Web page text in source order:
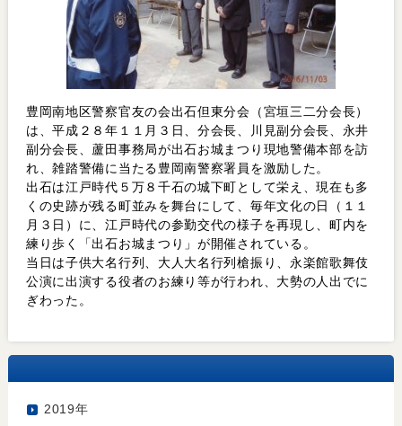
豊岡南地区警察官友の会出石但東分会（宮垣三二分会長）
は、平成２８年１１月３日、分会長、川見副分会長、永井
副分会長、蘆田事務局が出石お城まつり現地警備本部を訪
れ、雑踏警備に当たる豊岡南警察署員を激励した。
出石は江戸時代５万８千石の城下町として栄え、現在も多
くの史跡が残る町並みを舞台にして、毎年文化の日（１１
月３日）に、江戸時代の参勤交代の様子を再現し、町内を
練り歩く「出石お城まつり」が開催されている。
当日は子供大名行列、大人大名行列槍振り、永楽館歌舞伎
公演に出演する役者のお練り等が行われ、大勢の人出でに
ぎわった。
2019年